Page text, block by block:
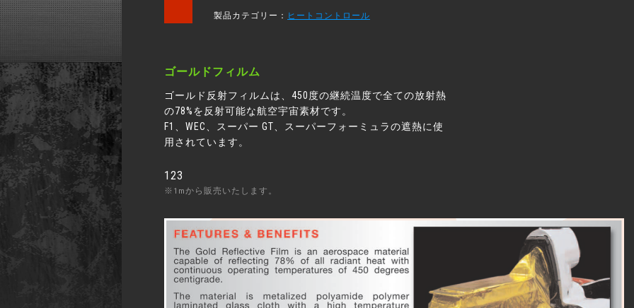
製品カテゴリー： ヒートコントロール
ゴールドフィルム
ゴールド反射フィルムは、450度の継続温度で全ての放射熱
の78%を反射可能な航空宇宙素材です。
F1、WEC、スーパー GT、スーパーフォーミュラの遮熱に使
用されています。
123
※1mから販売いたします。